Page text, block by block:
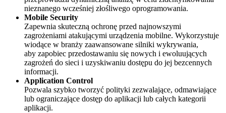
nieznanego wcześniej złośliwego oprogramowania.
Mobile Security
Zapewnia skuteczną ochronę przed najnowszymi
zagrożeniami atakującymi urządzenia mobilne. Wykorzystuje
wiodące w branży zaawansowane silniki wykrywania,
aby zapobiec przedostawaniu się nowych i ewoluujących
zagrożeń do sieci i uzyskiwaniu dostępu do jej bezcennych
informacji.
Application Control
Pozwala szybko tworzyć polityki zezwalające, odmawiające
lub ograniczające dostęp do aplikacji lub całych kategorii
aplikacji.